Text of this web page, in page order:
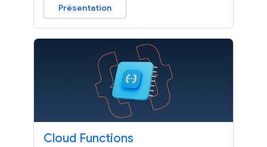
Présentation
Cloud Functions